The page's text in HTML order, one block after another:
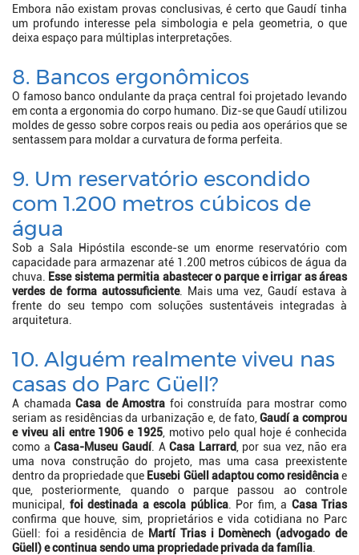
Embora não existam provas conclusivas, é certo que Gaudí tinha
um profundo interesse pela simbologia e pela geometria, o que
deixa espaço para múltiplas interpretações.
8. Bancos ergonômicos
O famoso banco ondulante da praça central foi projetado levando
em conta a ergonomia do corpo humano. Diz-se que Gaudí utilizou
moldes de gesso sobre corpos reais ou pedia aos operários que se
sentassem para moldar a curvatura de forma perfeita.
9. Um reservatório escondido
com 1.200 metros cúbicos de
água
Sob a Sala Hipóstila esconde-se um enorme reservatório com
capacidade para armazenar até 1.200 metros cúbicos de água da
chuva.
Esse sistema permitia abastecer o parque e irrigar as áreas
verdes de forma autossuficiente. Mais uma vez, Gaudí estava à
frente do seu tempo com soluções sustentáveis integradas à
arquitetura.
10. Alguém realmente viveu nas
casas do Parc Güell?
A chamadaCasa de Amostra foi construída para mostrar como
seriam as residências da urbanização e, de fato,Gaudí a comprou
e viveu ali entre 1906 e 1925 , motivo pelo qual hoje é conhecida
como aCasa-Museu Gaudí. ACasa Larrard
, por sua vez, não era
uma nova construção do projeto, mas uma casa preexistente
dentro da propriedade que Eusebi Güell adaptou como residênciae
que, posteriormente, quando o parque passou ao controle
municipal, foi destinada a escola pública. Por fim, a Casa Trias
confirma que houve, sim, proprietários e vida cotidiana no Parc
Güell: foi a residência de Martí Trias i Domènech (advogado de
Güell) e continua sendo uma propriedade privada da família